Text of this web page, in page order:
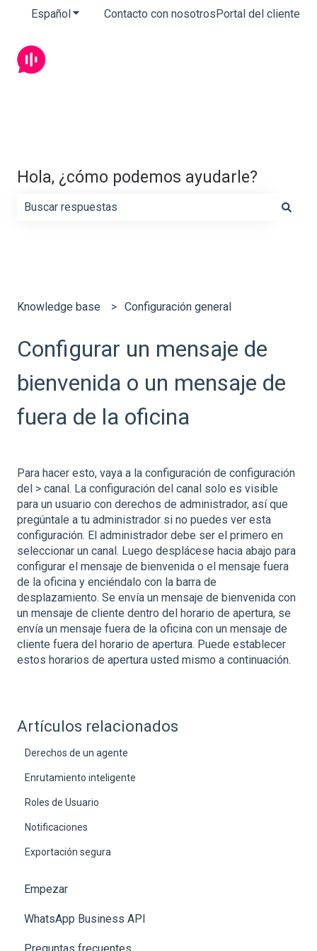
EspañolTraducciones de Mostrar submenú de
Contacto con nosotrosPortal del cliente
Hola, ¿cómo podemos ayudarle?
Knowledge base Configuración general
Configurar un mensaje de
bienvenida o un mensaje de
fuera de la oficina
Para hacer esto, vaya a la configuración de configuración
del > canal. La configuración del canal solo es visible
para un usuario con derechos de administrador, así que
pregúntale a tu administrador si no puedes ver esta
configuración. El administrador debe ser el primero en
seleccionar un canal. Luego desplácese hacia abajo para
configurar el mensaje de bienvenida o el mensaje fuera
de la oficina y enciéndalo con la barra de
desplazamiento. Se envía un mensaje de bienvenida con
un mensaje de cliente dentro del horario de apertura, se
envía un mensaje fuera de la oficina con un mensaje de
cliente fuera del horario de apertura. Puede establecer
estos horarios de apertura usted mismo a continuación.
Artículos relacionados
Derechos de un agente
Enrutamiento inteligente
Roles de Usuario
Notificaciones
Exportación segura
Empezar
WhatsApp Business API